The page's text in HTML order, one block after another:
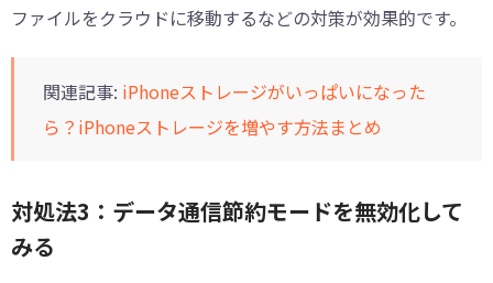
ファイルをクラウドに移動するなどの対策が効果的です。
関連記事: iPhoneストレージがいっぱいになった
ら？iPhoneストレージを増やす方法まとめ
対処法3：データ通信節約モードを無効化して
みる